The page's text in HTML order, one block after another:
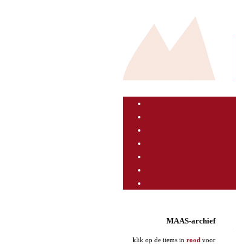
MAAS-archief
klik op de items in rood voor